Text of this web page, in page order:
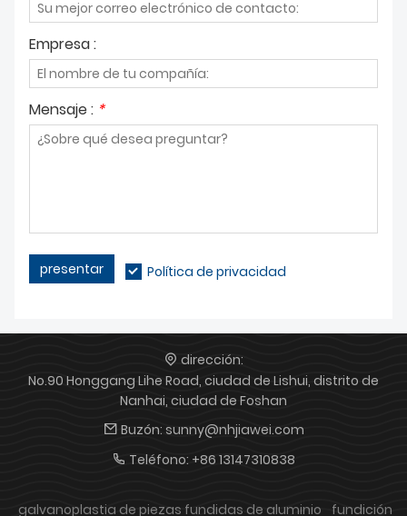
Empresa :
Mensaje : *
presentar Política de privacidad
dirección:
No.90 Honggang Lihe Road, ciudad de Lishui, distrito de
Nanhai, ciudad de Foshan
Buzón: sunny@nhjiawei.com
Teléfono: +86 13147310838
galvanoplastia de piezas fundidas de aluminio fundición